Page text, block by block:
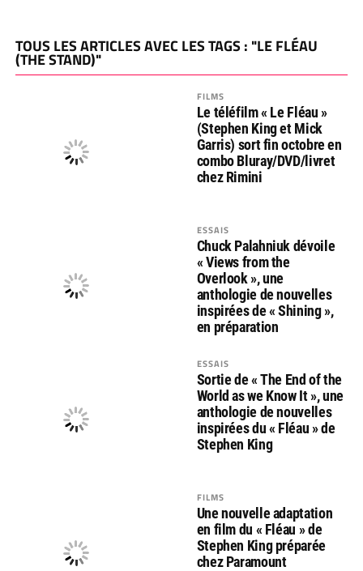
TOUS LES ARTICLES AVEC LES TAGS : "LE FLÉAU
(THE STAND)"
FILMS
Le téléfilm « Le Fléau »
(Stephen King et Mick
Garris) sort fin octobre en
combo Bluray/DVD/livret
chez Rimini
ESSAIS
Chuck Palahniuk dévoile
« Views from the
Overlook », une
anthologie de nouvelles
inspirées de « Shining »,
en préparation
ESSAIS
Sortie de « The End of the
World as we Know It », une
anthologie de nouvelles
inspirées du « Fléau » de
Stephen King
FILMS
Une nouvelle adaptation
en film du « Fléau » de
Stephen King préparée
chez Paramount